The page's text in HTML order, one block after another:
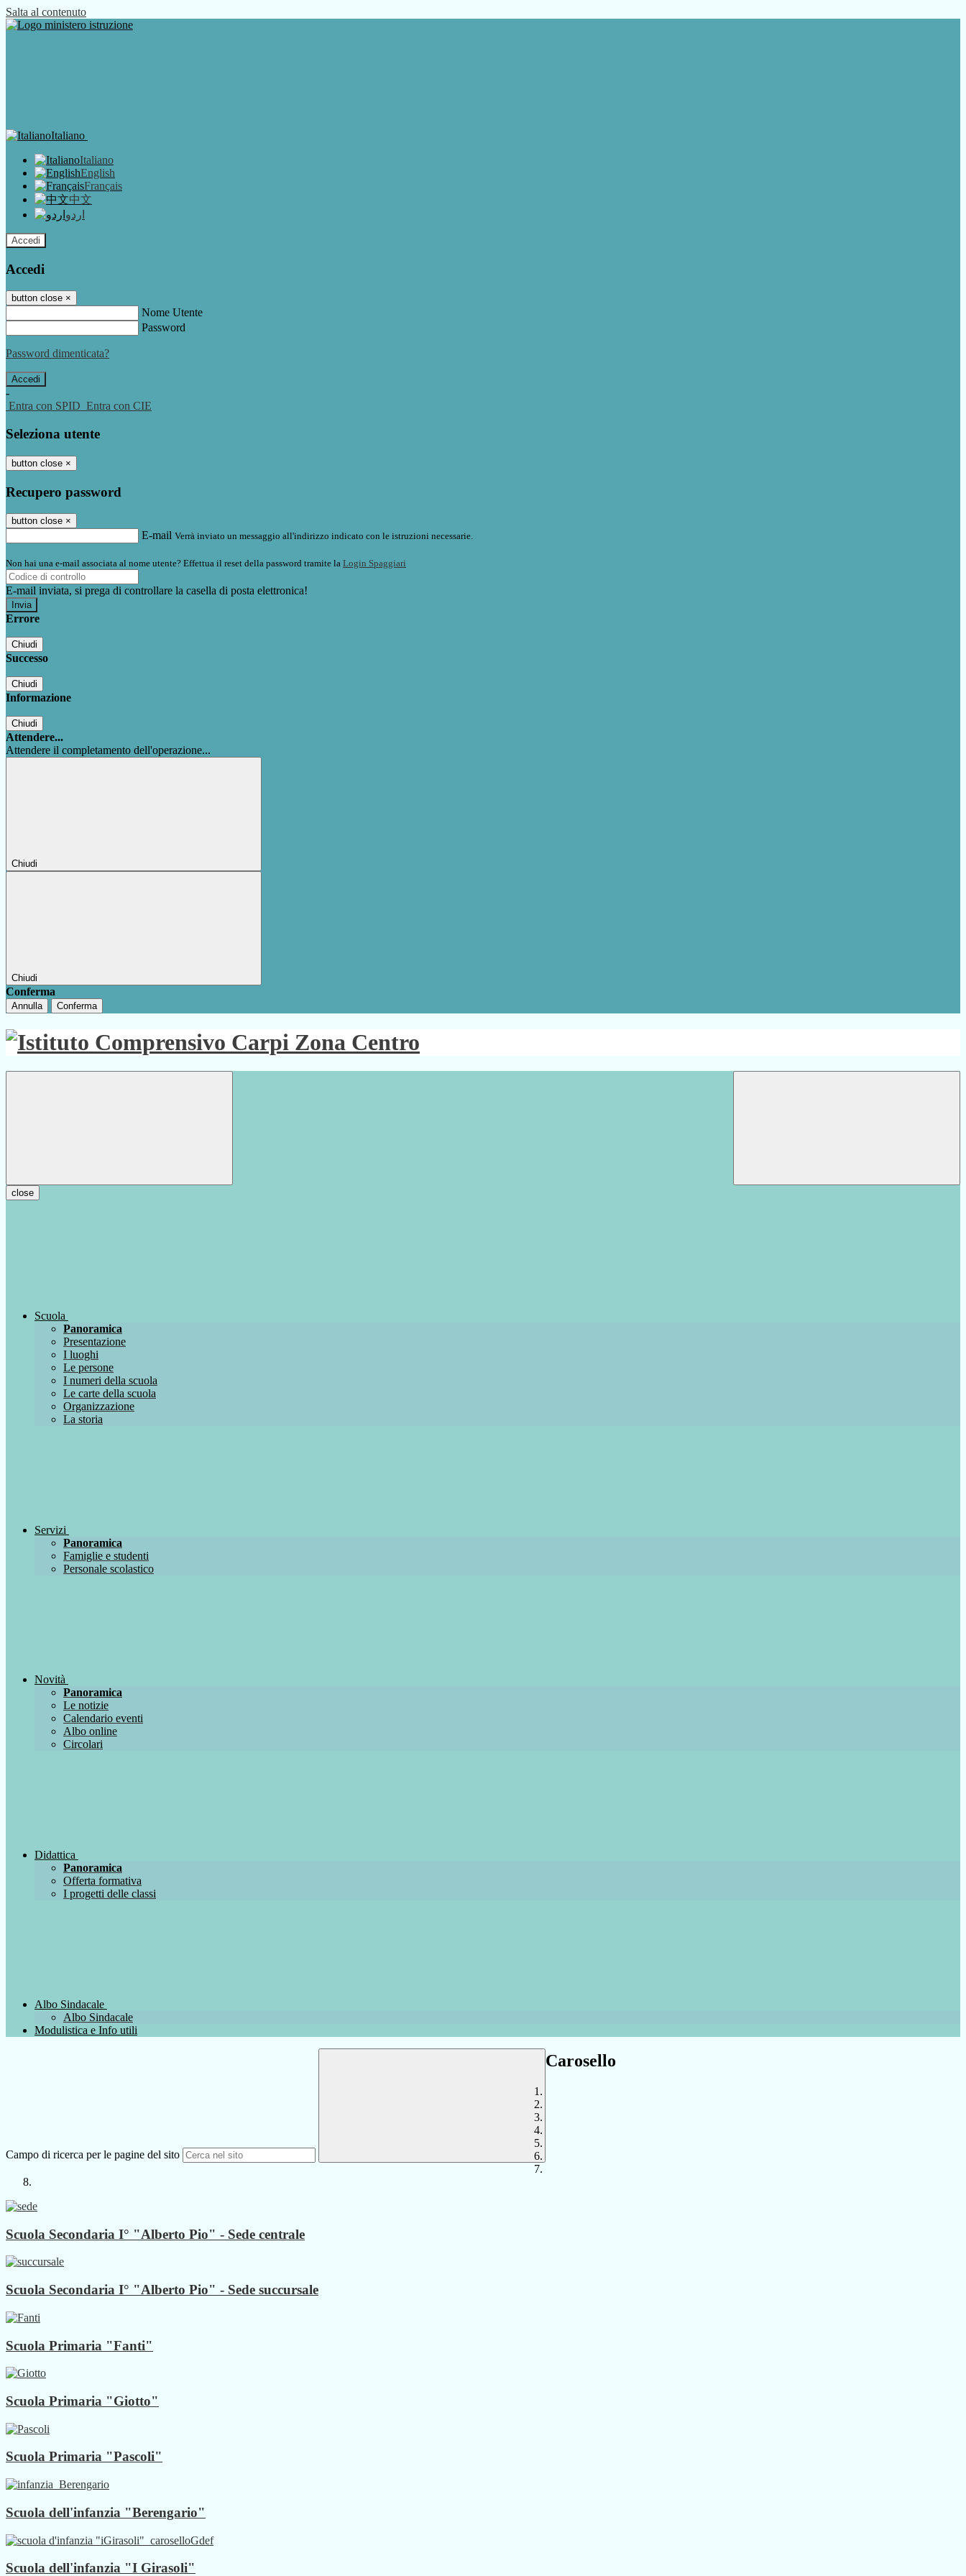
Salta al contenuto
Italiano
Italiano
English
Français
中文
اردو
Accedi
Accedi
button close ×
Nome Utente
Password
Password dimenticata?
-
Entra con SPID Entra con CIE
Seleziona utente
button close ×
Recupero password
button close ×
E-mail Verrà inviato un messaggio all'indirizzo indicato con le istruzioni necessarie.
Non hai una e-mail associata al nome utente? Effettua il reset della password tramite la Login Spaggiari
E-mail inviata, si prega di controllare la casella di posta elettronica!
Errore
Chiudi
Successo
Chiudi
Informazione
Chiudi
Attendere...
Attendere il completamento dell'operazione...
Chiudi
Chiudi
Conferma
Annulla Conferma
close
Scuola
Panoramica
Presentazione
I luoghi
Le persone
I numeri della scuola
Le carte della scuola
Organizzazione
La storia
Servizi
Panoramica
Famiglie e studenti
Personale scolastico
Novità
Panoramica
Le notizie
Calendario eventi
Albo online
Circolari
Didattica
Panoramica
Offerta formativa
I progetti delle classi
Albo Sindacale
Albo Sindacale
Modulistica e Info utili
Campo di ricerca per le pagine del sito
Carosello
Scuola Secondaria I° "Alberto Pio" - Sede centrale
Scuola Secondaria I° "Alberto Pio" - Sede succursale
Scuola Primaria "Fanti"
Scuola Primaria "Giotto"
Scuola Primaria "Pascoli"
Scuola dell'infanzia "Berengario"
Scuola dell'infanzia "I Girasoli"